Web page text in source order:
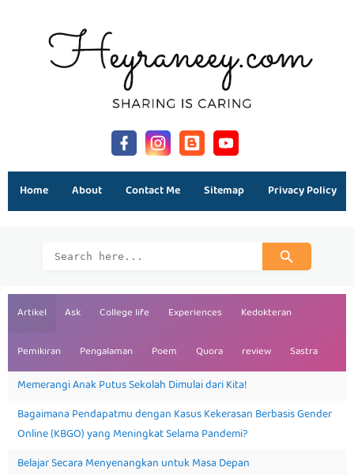
Home About Contact Me Sitemap Privacy Policy
Artikel Ask College life Experiences Kedokteran
Pemikiran Pengalaman Poem Quora review Sastra
Memerangi Anak Putus Sekolah Dimulai dari Kita!
Bagaimana Pendapatmu dengan Kasus Kekerasan Berbasis Gender
Online (KBGO) yang Meningkat Selama Pandemi?
Belajar Secara Menyenangkan untuk Masa Depan